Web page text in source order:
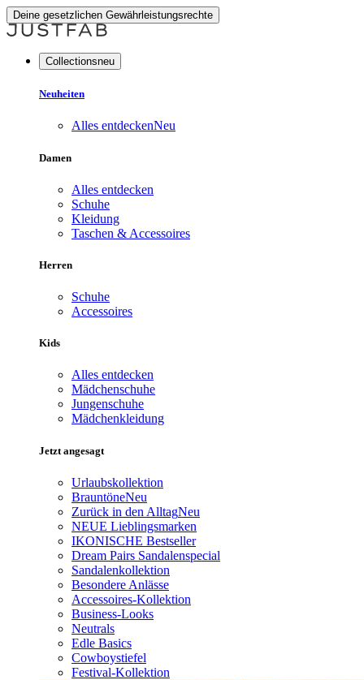
Deine gesetzlichen Gewährleistungsrechte
Collectionsneu
Neuheiten
Alles entdeckenNeu
Damen
Alles entdecken
Schuhe
Kleidung
Taschen & Accessoires
Herren
Schuhe
Accessoires
Kids
Alles entdecken
Mädchenschuhe
Jungenschuhe
Mädchenkleidung
Jetzt angesagt
Urlaubskollektion
BrauntöneNeu
Zurück in den AlltagNeu
NEUE Lieblingsmarken
IKONISCHE Bestseller
Dream Pairs Sandalenspecial
Sandalenkollektion
Besondere Anlässe
Accessoires-Kollektion
Business-Looks
Neutrals
Edle Basics
Cowboystiefel
Festival-Kollektion